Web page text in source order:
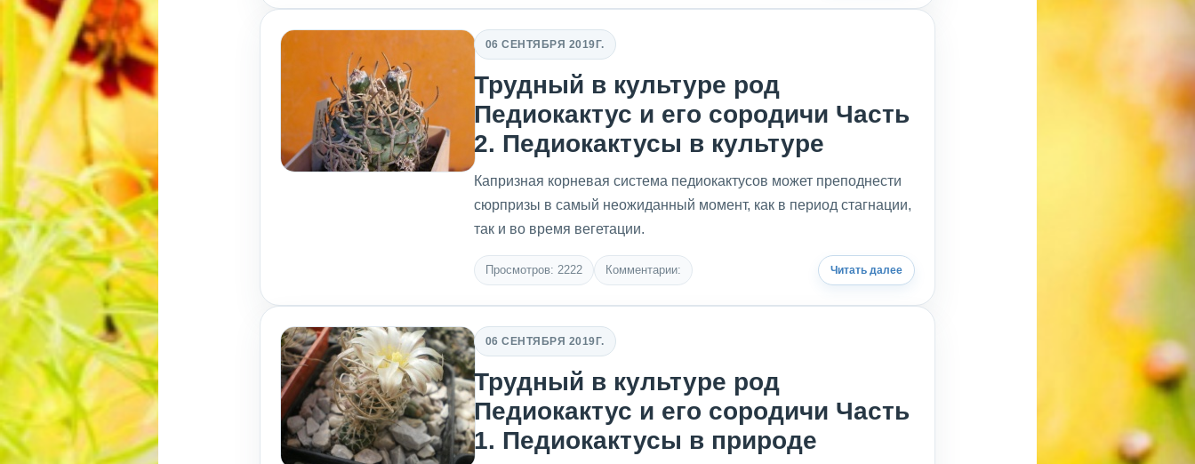
06 СЕНТЯБРЯ 2019Г.
Трудный в культуре род
Педиокактус и его сородичи Часть
2. Педиокактусы в культуре
Капризная корневая система педиокактусов может преподнести
сюрпризы в самый неожиданный момент, как в период стагнации,
так и во время вегетации.
Просмотров: 2222 Комментарии: Читать далее
06 СЕНТЯБРЯ 2019Г.
Трудный в культуре род
Педиокактус и его сородичи Часть
1. Педиокактусы в природе